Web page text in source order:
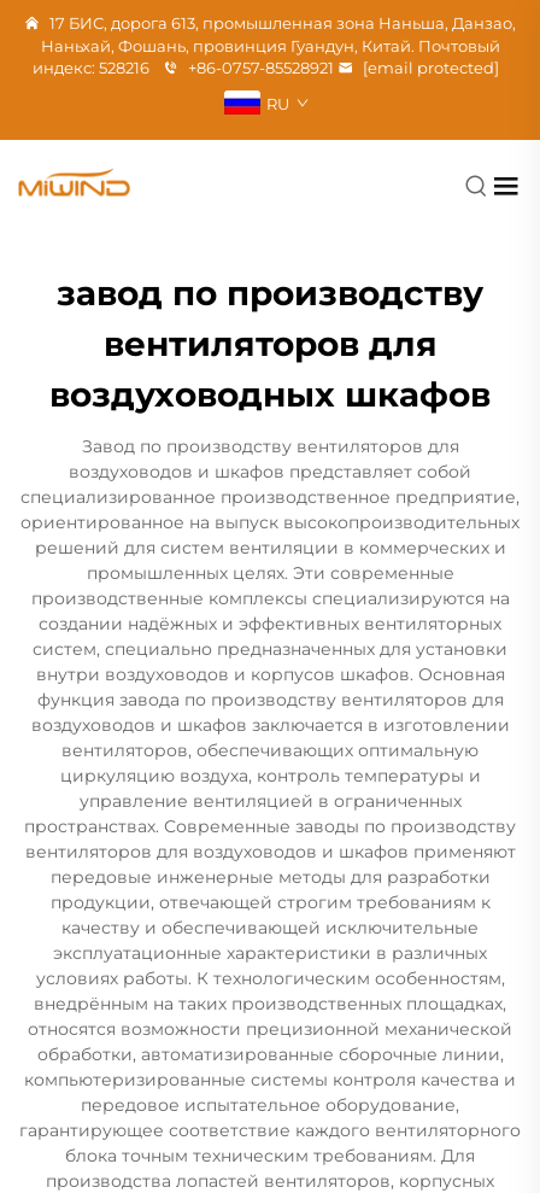
17 БИС, дорога 613, промышленная зона Наньша, Данзао,
Наньхай, Фошань, провинция Гуандун, Китай. Почтовый
индекс: 528216
+86-0757-85528921
[email protected]
RU
завод по производству
вентиляторов для
воздуховодных шкафов
Завод по производству вентиляторов для
воздуховодов и шкафов представляет собой
специализированное производственное предприятие,
ориентированное на выпуск высокопроизводительных
решений для систем вентиляции в коммерческих и
промышленных целях. Эти современные
производственные комплексы специализируются на
создании надёжных и эффективных вентиляторных
систем, специально предназначенных для установки
внутри воздуховодов и корпусов шкафов. Основная
функция завода по производству вентиляторов для
воздуховодов и шкафов заключается в изготовлении
вентиляторов, обеспечивающих оптимальную
циркуляцию воздуха, контроль температуры и
управление вентиляцией в ограниченных
пространствах. Современные заводы по производству
вентиляторов для воздуховодов и шкафов применяют
передовые инженерные методы для разработки
продукции, отвечающей строгим требованиям к
качеству и обеспечивающей исключительные
эксплуатационные характеристики в различных
условиях работы. К технологическим особенностям,
внедрённым на таких производственных площадках,
относятся возможности прецизионной механической
обработки, автоматизированные сборочные линии,
компьютеризированные системы контроля качества и
передовое испытательное оборудование,
гарантирующее соответствие каждого вентиляторного
блока точным техническим требованиям. Для
производства лопастей вентиляторов, корпусных